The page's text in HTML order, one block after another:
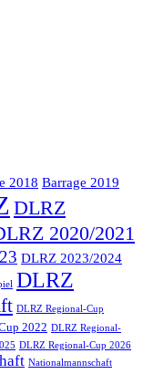
2018 Barrage 2019
DLRZ
2020/2021
DLRZ 2023/2024
DLRZ
DLRZ Regional-Cup
2022 DLRZ Regional-
DLRZ Regional-Cup 2026
Nationalmannschaft